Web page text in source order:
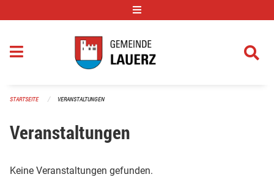
STARTSEITE VERANSTALTUNGEN
Veranstaltungen
Keine Veranstaltungen gefunden.